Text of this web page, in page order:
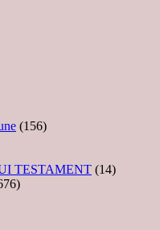
(156)
TESTAMENT (14)